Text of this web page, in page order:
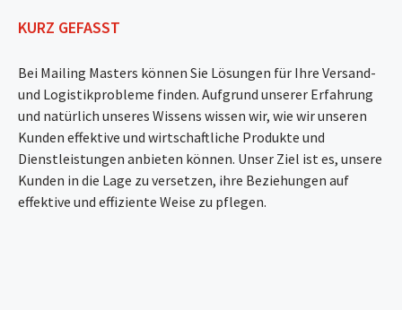
KURZ GEFASST
Bei Mailing Masters können Sie Lösungen für Ihre Versand-
und Logistikprobleme finden. Aufgrund unserer Erfahrung
und natürlich unseres Wissens wissen wir, wie wir unseren
Kunden effektive und wirtschaftliche Produkte und
Dienstleistungen anbieten können. Unser Ziel ist es, unsere
Kunden in die Lage zu versetzen, ihre Beziehungen auf
effektive und effiziente Weise zu pflegen.